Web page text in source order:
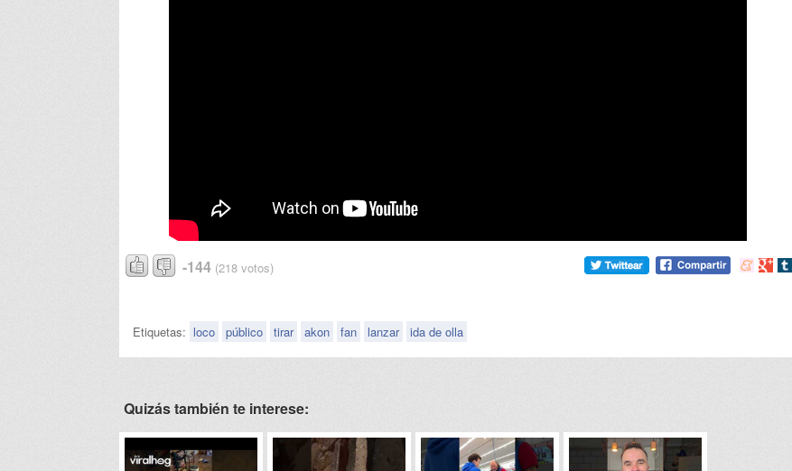
-144 (218 votos)
Compartir
Etiquetas: loco público tirar akon fan lanzar ida de olla
Quizás también te interese: